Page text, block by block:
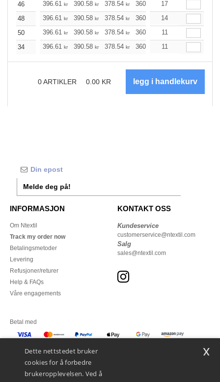
46
396.61 kr 390.58 kr 378.54 kr 360.48 342.53
17
48
396.61 kr 390.58 kr 378.54 kr 360.48 342.53
14
50
396.61 kr 390.58 kr 378.54 kr 360.48 342.53
11
34
396.61 kr 390.58 kr 378.54 kr 360.48 342.53
11
0ARTIKLER 0.00 KR
Melde deg på!
INFORMASJON
Om Ntextil
Track my order now
Betalingsmetoder
Levering
Refusjoner/returer
Help & FAQs
Våre engagements
KONTAKT OSS
Kundeservice
customerservice@ntextil.com
Salg
sales@ntextil.com
Betal med
Dette nettstedet bruker
cookies for å forbedre
brukeropplevelsen. Ved å
x